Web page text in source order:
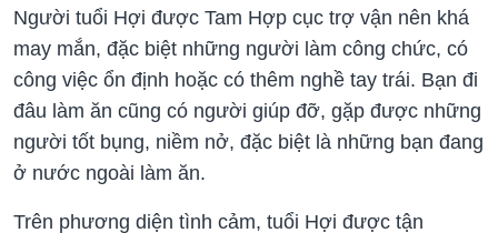
Người tuổi Hợi được Tam Hợp cục trợ vận nên khá
may mắn, đặc biệt những người làm công chức, có
công việc ổn định hoặc có thêm nghề tay trái. Bạn đi
đâu làm ăn cũng có người giúp đỡ, gặp được những
người tốt bụng, niềm nở, đặc biệt là những bạn đang
ở nước ngoài làm ăn.
Trên phương diện tình cảm, tuổi Hợi được tận